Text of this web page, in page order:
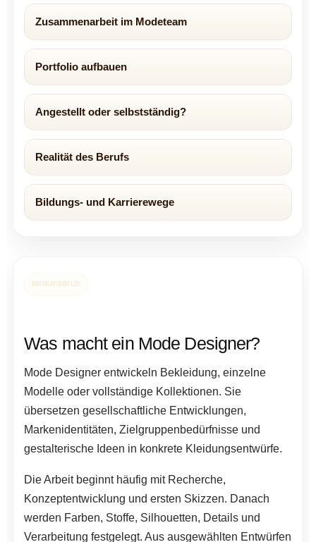
Zusammenarbeit im Modeteam
Portfolio aufbauen
Angestellt oder selbstständig?
Realität des Berufs
Bildungs- und Karrierewege
BERUFSBILD
Was macht ein Mode Designer?
Mode Designer entwickeln Bekleidung, einzelne
Modelle oder vollständige Kollektionen. Sie
übersetzen gesellschaftliche Entwicklungen,
Markenidentitäten, Zielgruppenbedürfnisse und
gestalterische Ideen in konkrete Kleidungsentwürfe.
Die Arbeit beginnt häufig mit Recherche,
Konzeptentwicklung und ersten Skizzen. Danach
werden Farben, Stoffe, Silhouetten, Details und
Verarbeitung festgelegt. Aus ausgewählten Entwürfen